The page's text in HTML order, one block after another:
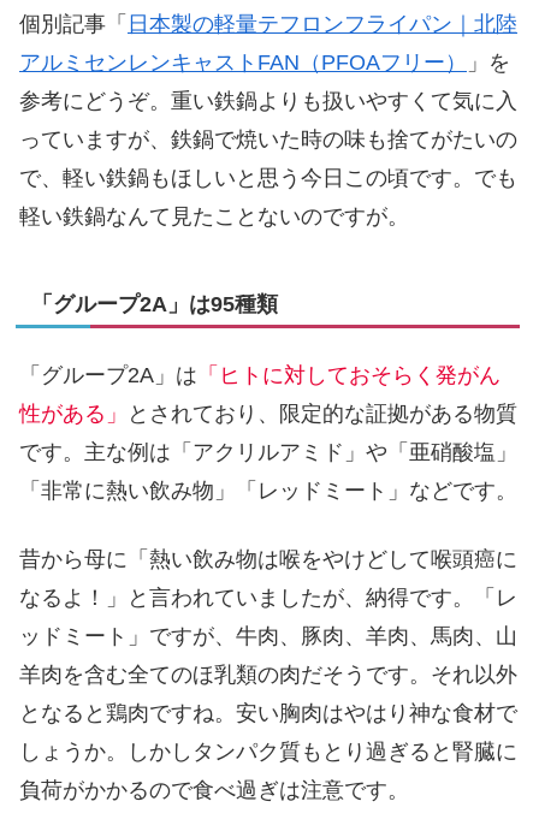
個別記事「 日本製の軽量テフロンフライパン｜北陸
アルミセンレンキャストFAN（PFOAフリー）
」を
参考にどうぞ。重い鉄鍋よりも扱いやすくて気に入
っていますが、鉄鍋で焼いた時の味も捨てがたいの
で、軽い鉄鍋もほしいと思う今日この頃です。でも
軽い鉄鍋なんて見たことないのですが。
「グループ2A」は95種類
「グループ2A」は 「ヒトに対しておそらく発がん
性がある」
とされており、限定的な証拠がある物質
です。主な例は「アクリルアミド」や「亜硝酸塩」
「非常に熱い飲み物」「レッドミート」などです。
昔から母に「熱い飲み物は喉をやけどして喉頭癌に
なるよ！」と言われていましたが、納得です。「レ
ッドミート」ですが、牛肉、豚肉、羊肉、馬肉、山
羊肉を含む全てのほ乳類の肉だそうです。それ以外
となると鶏肉ですね。安い胸肉はやはり神な食材で
しょうか。しかしタンパク質もとり過ぎると腎臓に
負荷がかかるので食べ過ぎは注意です。